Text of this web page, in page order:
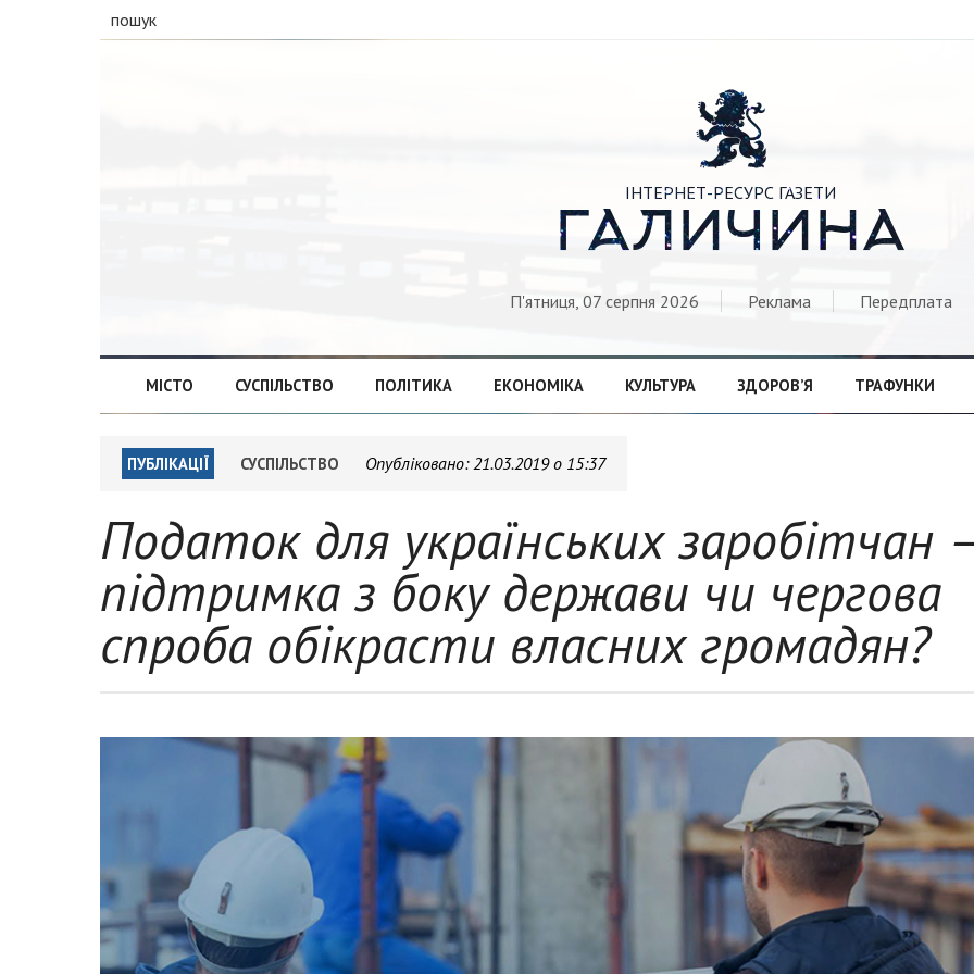
пошук

ІНТЕРНЕТ-РЕСУРС ГАЗЕТИ
ГАЛИЧИНА
П'ятниця, 07 серпня 2026 Реклама Передплата
МІСТО СУСПІЛЬСТВО ПОЛІТИКА ЕКОНОМІКА КУЛЬТУРА ЗДОРОВ’Я ТРАФУНКИ
ПУБЛІКАЦІЇ СУСПІЛЬСТВО Опубліковано:21.03.2019 о 15:37
Податок для українських заробітчан
підтримка з боку держави чи чергова
спроба обікрасти власних громадян?